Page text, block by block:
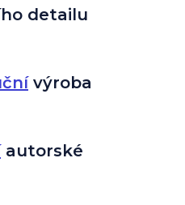
detailu
výroba
autorské